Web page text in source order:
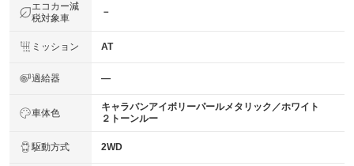
エコカー減
税対象車
－
ミッション AT
過給器 ―
車体色
キャラバンアイボリーパールメタリック／ホワイト
２トーンルー
駆動方式 2WD